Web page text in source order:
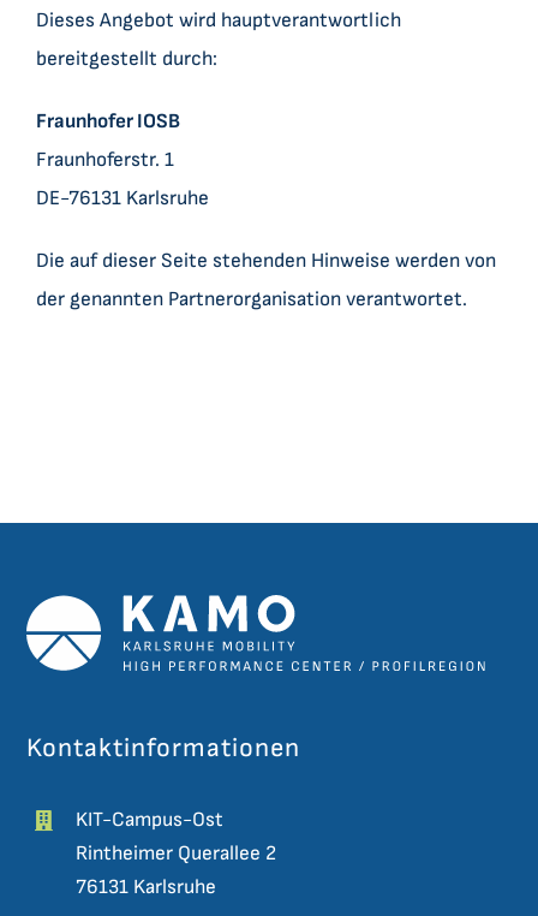
Dieses Angebot wird hauptverantwortlich
bereitgestellt durch:
Fraunhofer IOSB
Fraunhoferstr. 1
DE-76131 Karlsruhe
Die auf dieser Seite stehenden Hinweise werden von
der genannten Partnerorganisation verantwortet.
Kontaktinformationen
KIT-Campus-Ost
Rintheimer Querallee 2
76131 Karlsruhe